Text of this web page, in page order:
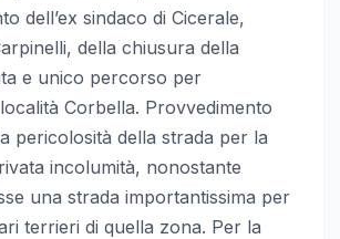
dell’ex sindaco di Cicerale,
della chiusura della
e unico percorso per
Corbella. Provvedimento
pericolosità della strada per la
incolumità, nonostante
una strada importantissima per
terrieri di quella zona. Per la